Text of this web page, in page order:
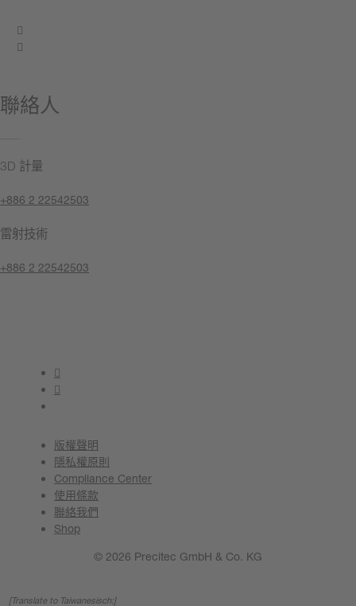
[Translate to Taiwanesisch:]
聯絡人
3D 計量
+886 2 22542503
雷射技術
+886 2 22542503
版權聲明
隱私權原則
Compliance Center
使用條款
聯絡我們
Shop
© 2026 Precitec GmbH & Co. KG